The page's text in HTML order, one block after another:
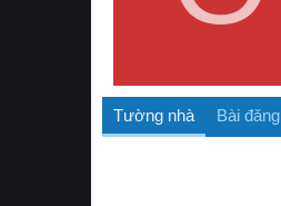
Tường nhà Bài đăng